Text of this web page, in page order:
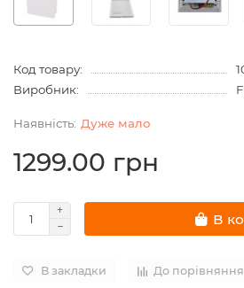
Код товару:
Виробник:
Дуже мало
1299.00 грн
В
В закладки До порівняння